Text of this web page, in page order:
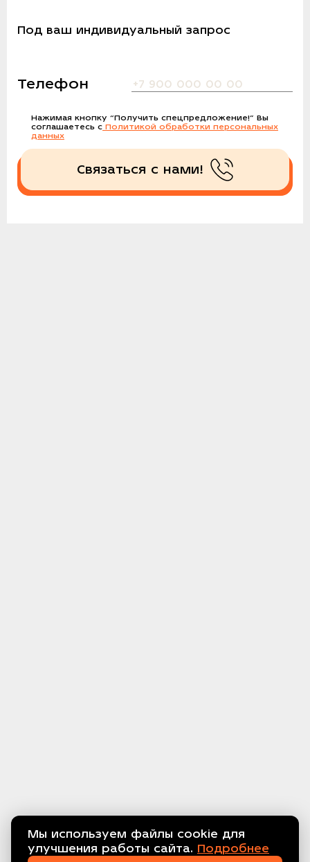
Мы используем файлы cookie для
улучшения работы сайта. Подробнее
Под ваш индивидуальный запрос
Телефон
Нажимая кнопку “Получить спецпредложение!” Вы
соглашаетесь с Политикой обработки персональных
данных
Получить спецпредложение!
Связаться с нами!